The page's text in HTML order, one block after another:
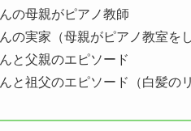
の母親がピアノ教師
の実家（母親がピアノ教室を
と父親のエピソード
と祖父のエピソード（白髪の